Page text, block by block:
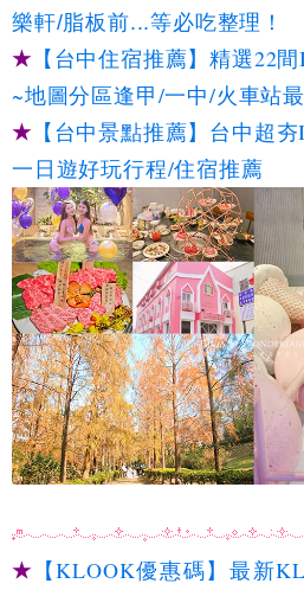
樂軒/脂板前...等必吃整理！
★ 【台中住宿推薦】精選22
~地圖分區逢甲/一中/火車站
★ 【台中景點推薦】台中超
一日遊好玩行程/住宿推薦
★ 【KLOOK優惠碼】最新